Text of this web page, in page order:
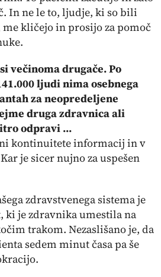
In ne le to, ljudje, ki so bili
kličejo in prosijo za pomoč
večinoma drugače. Po
ljudi nima osebnega
za neopredeljene
druga zdravnica ali
odpravi …
kontinuitete informacij in v
je sicer nujno za uspešen
zdravstvenega sistema je
ki je zdravnika umestila na
trakom. Nezaslišano je, da
sedem minut časa pa še